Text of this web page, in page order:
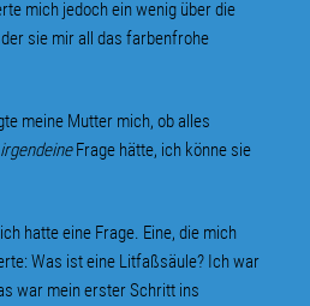
mich jedoch ein wenig über die
sie mir all das farbenfrohe
meine Mutter mich, ob alles
irgendeineFrage hätte, ich könne sie
hatte eine Frage. Eine, die mich
Was ist eine Litfaßsäule? Ich war
war mein erster Schritt ins